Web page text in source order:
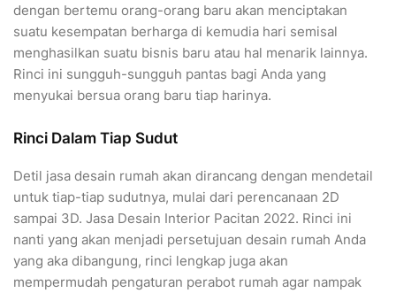
dengan bertemu orang-orang baru akan menciptakan
suatu kesempatan berharga di kemudia hari semisal
menghasilkan suatu bisnis baru atau hal menarik lainnya.
Rinci ini sungguh-sungguh pantas bagi Anda yang
menyukai bersua orang baru tiap harinya.
Rinci Dalam Tiap Sudut
Detil jasa desain rumah akan dirancang dengan mendetail
untuk tiap-tiap sudutnya, mulai dari perencanaan 2D
sampai 3D. Jasa Desain Interior Pacitan 2022. Rinci ini
nanti yang akan menjadi persetujuan desain rumah Anda
yang aka dibangung, rinci lengkap juga akan
mempermudah pengaturan perabot rumah agar nampak